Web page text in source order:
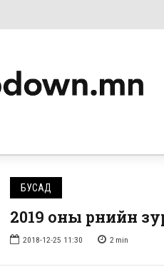
БУСАД
2019 оны өрнийн
2018-12-25 11:30 2 min